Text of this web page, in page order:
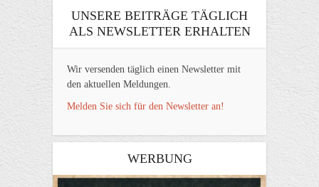
UNSERE BEITRÄGE TÄGLICH
ALS NEWSLETTER ERHALTEN
Wir versenden täglich einen Newsletter mit
den aktuellen Meldungen.
Melden Sie sich für den Newsletter an!
WERBUNG